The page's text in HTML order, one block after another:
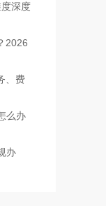
深度
2026
、费
么办
办